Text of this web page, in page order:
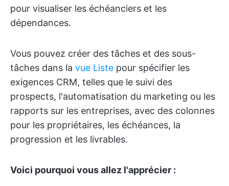
pour visualiser les échéanciers et les
dépendances.
Vous pouvez créer des tâches et des sous-
tâches dans la vue Liste pour spécifier les
exigences CRM, telles que le suivi des
prospects, l'automatisation du marketing ou les
rapports sur les entreprises, avec des colonnes
pour les propriétaires, les échéances, la
progression et les livrables.
Voici pourquoi vous allez l'apprécier :